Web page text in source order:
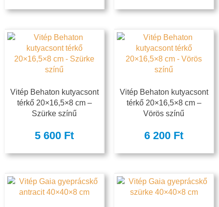
Vitép Behaton kutyacsont
térkő 20×16,5×8 cm –
Szürke színű
5 600 Ft
Vitép Behaton kutyacsont
térkő 20×16,5×8 cm –
Vörös színű
6 200 Ft